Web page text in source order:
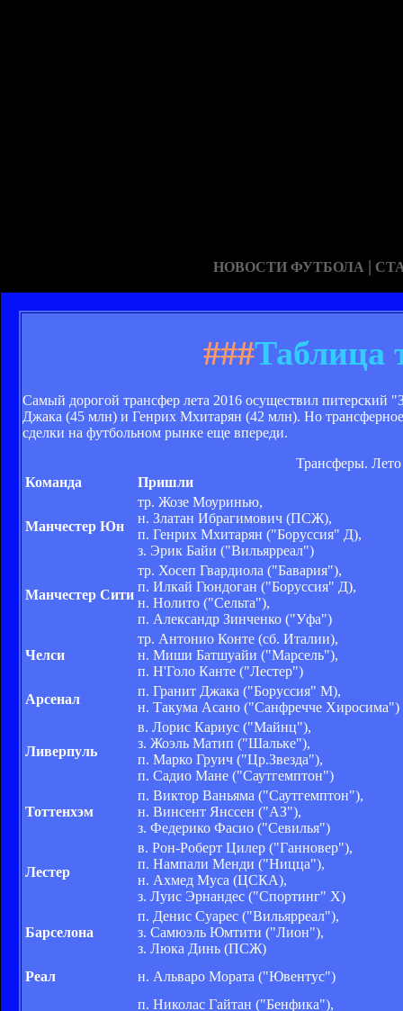
НОВОСТИ ФУТБОЛА |
###Таблица
Самый дорогой трансфер лета 2016 осуществил
Джака (45 млн) и Генрих Мхитарян (42 млн). Но
сделки на футбольном рынке еще впереди.
Трансферы. Лето
Команда
Пришли
Манчестер Юн
тр. Жозе Моуринью,
н. Златан Ибрагимович (ПСЖ),
п. Генрих Мхитарян ("Боруссия" Д),
з. Эрик Байи ("Вильярреал")
Манчестер Сити
тр. Хосеп Гвардиола ("Бавария"),
п. Илкай Гюндоган ("Боруссия" Д),
н. Нолито ("Сельта"),
п. Александр Зинченко ("Уфа")
Челси
тр. Антонио Конте (сб. Италии),
н. Миши Батшуайи ("Марсель"),
п. Н'Голо Канте ("Лестер")
Арсенал
п. Гранит Джака ("Боруссия" М),
н. Такума Асано ("Санфречче Хиросима")
Ливерпуль
в. Лорис Кариус ("Майнц"),
з. Жоэль Матип ("Шальке"),
п. Марко Груич ("Цр.Звезда"),
п. Садио Мане ("Саутгемптон")
Тоттенхэм
п. Виктор Ваньяма ("Саутгемптон"),
н. Винсент Янссен ("АЗ"),
з. Федерико Фасио ("Севилья")
Лестер
в. Рон-Роберт Цилер ("Ганновер"),
п. Нампали Менди ("Ницца"),
н. Ахмед Муса (ЦСКА),
з. Луис Эрнандес ("Спортинг" Х)
Барселона
п. Денис Суарес ("Вильярреал"),
з. Самюэль Юмтити ("Лион"),
з. Люка Динь (ПСЖ)
Реал
н. Альваро Мората ("Ювентус")
п. Николас Гайтан ("Бенфика"),